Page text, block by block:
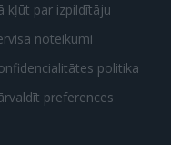
kļūt par izpildītāju
noteikumi
politika
preferences